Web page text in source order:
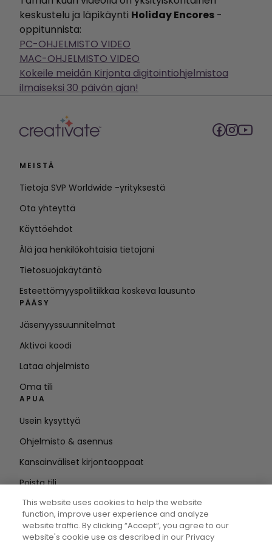
keskustelu ja läpikäynti Holiday Encores -
oppitunnista:
PC-OHJELMISTO VIDEO
MAC-OHJELMISTO VIDEO
Kokeile meidän Kirjonta digitointiohjelmistoa
ilmaiseksi 30 päivän ajan!
MEISTÄ
Tietoja SVP Worldwide -yrityksestä
Ota yhteyttä
Käyttöehdot
Älä jaa henkilökohtaisia tietojani
Tietosuojakäytäntö
Esteettömyyspolitiikkaa koskeva lausunto
PÄÄSY
Jäsenyyssuunnitelmat
Aktivoi koodi
Lataa ohjelmisto
Oma tili
APUA
Usein kysyttyä
Ohjelmisto & asennus
Kansainväliset kirjontaoppaat
Poista tili
Anna
This website uses cookies to help the website
function, improve user experience and analyze
website traffic. By clicking “Accept“, you agree to our
website's cookie use as described in our Privacy